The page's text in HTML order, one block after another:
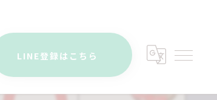
LINE登録はこちら